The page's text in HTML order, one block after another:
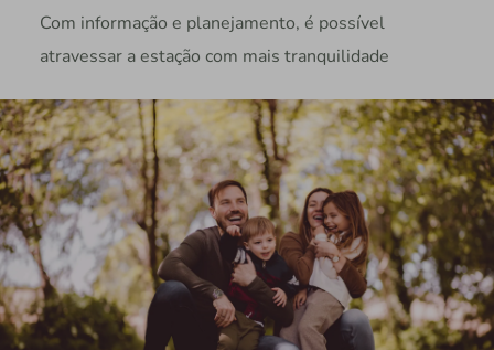
Com informação e planejamento, é possível
atravessar a estação com mais tranquilidade